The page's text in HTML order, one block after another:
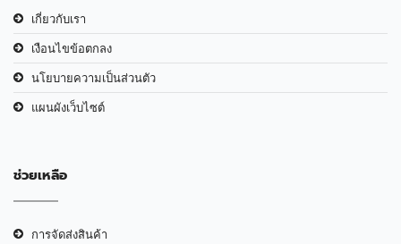
เกี่ยวกับเรา
เงือนไขข้อตกลง
นโยบายความเป็นส่วนตัว
แผนผังเว็บไซต์
ช่วยเหลือ
การจัดส่งสินค้า